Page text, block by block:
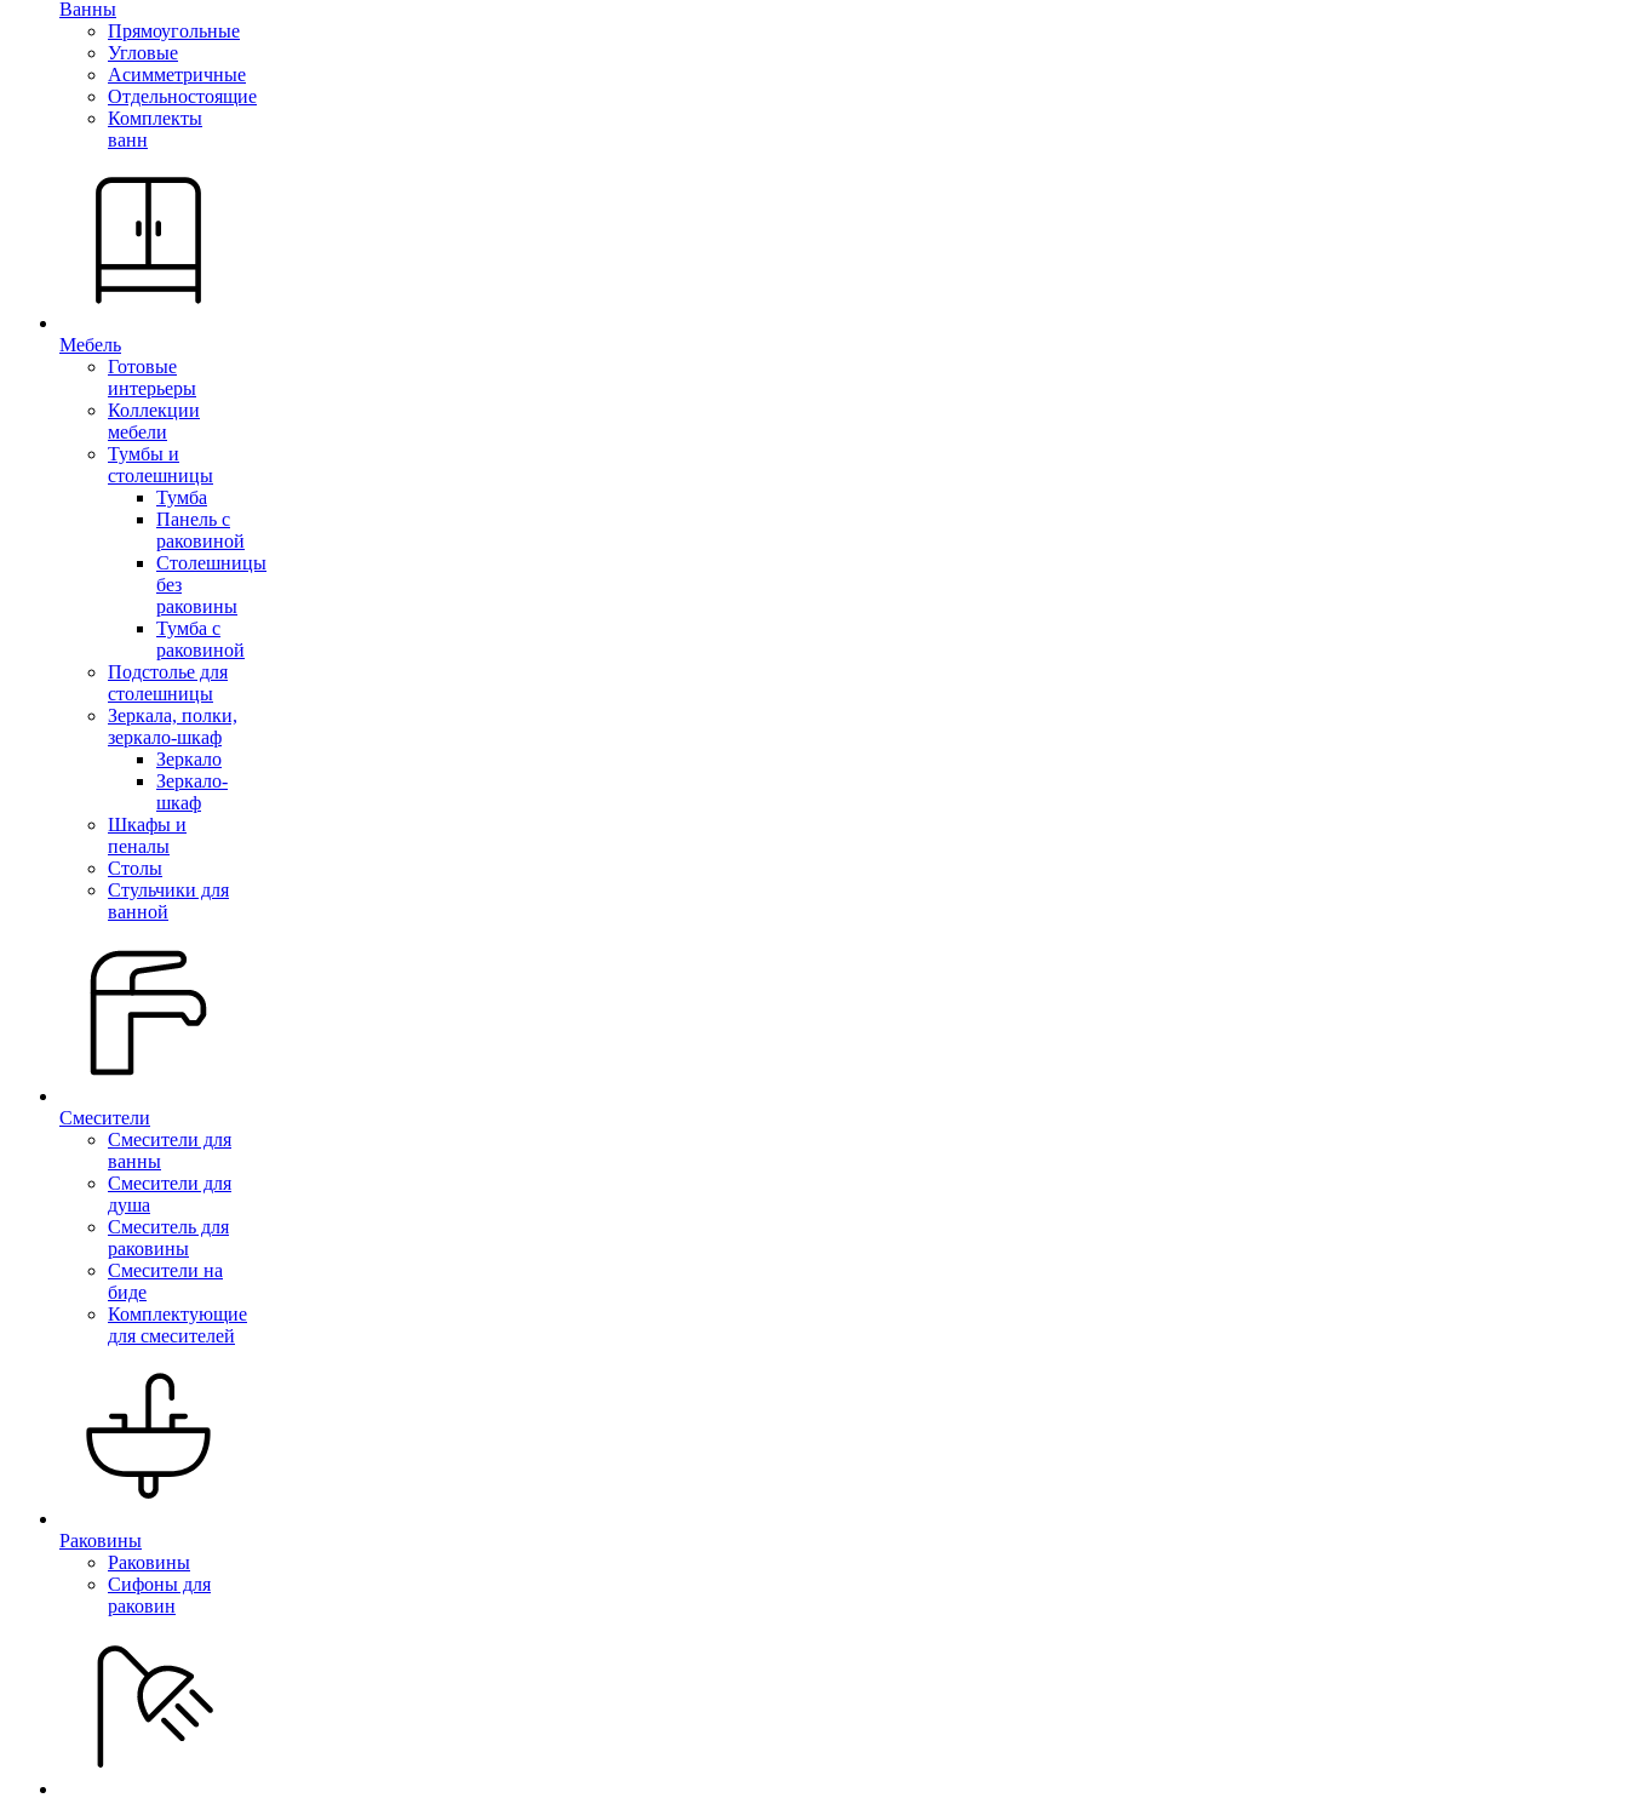
Ванны
Прямоугольные
Угловые
Асимметричные
Отдельностоящие
Комплекты
ванн
Мебель
Готовые
интерьеры
Коллекции
мебели
Тумбы и
столешницы
Тумба
Панель с
раковиной
Столешницы
без
раковины
Тумба с
раковиной
Подстолье для
столешницы
Зеркала, полки,
зеркало-шкаф
Зеркало
Зеркало-
шкаф
Шкафы и
пеналы
Столы
Стульчики для
ванной
Смесители
Смесители для
ванны
Смесители для
душа
Смеситель для
раковины
Смесители на
биде
Комплектующие
для смесителей
Раковины
Раковины
Сифоны для
раковин